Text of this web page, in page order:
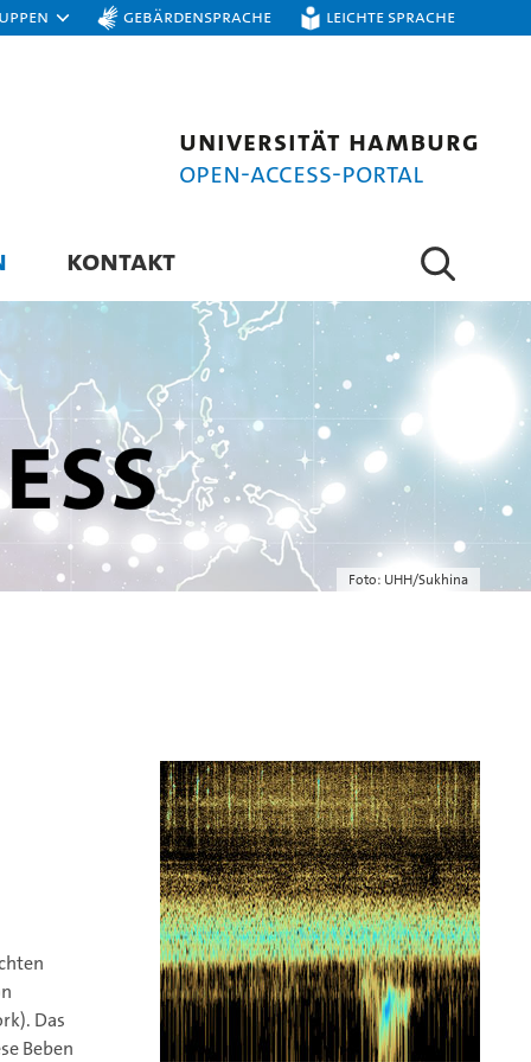
Gebärdensprache Leichte Sprache
Universität Hamburg
Open-Access-Portal
KONTAKT
Foto: UHH/Sukhina
Das
Beben